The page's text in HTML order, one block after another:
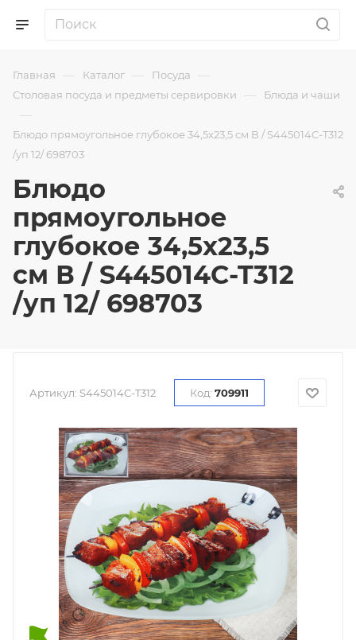
Главная — Каталог — Посуда —
Столовая посуда и предметы сервировки — Блюда и чаши
—
Блюдо прямоугольное глубокое 34,5х23,5 см В / S445014C-T312
/уп 12/ 698703
Блюдо
прямоугольное
глубокое 34,5х23,5
см В / S445014C-T312
/уп 12/ 698703
Артикул: S445014C-T312 Код: 709911